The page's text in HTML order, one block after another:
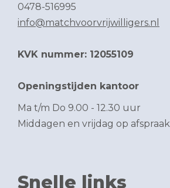
0478-516995
info@matchvoorvrijwilligers.nl
KVK nummer: 12055109
Openingstijden kantoor
Ma t/m Do 9.00 - 12.30 uur
Middagen en vrijdag op afspraak
Snelle links